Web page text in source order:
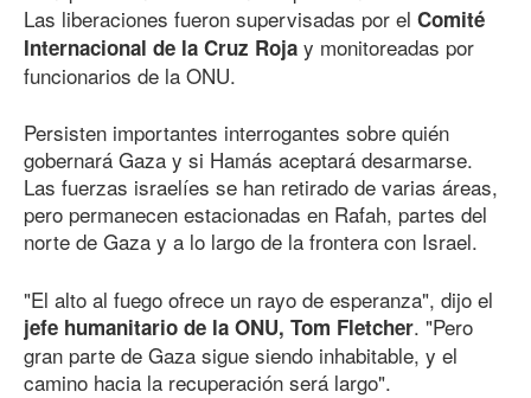
Las liberaciones fueron supervisadas por el Comité
Internacional de la Cruz Roja y monitoreadas por
funcionarios de la ONU.
Persisten importantes interrogantes sobre quién
gobernará Gaza y si Hamás aceptará desarmarse.
Las fuerzas israelíes se han retirado de varias áreas,
pero permanecen estacionadas en Rafah, partes del
norte de Gaza y a lo largo de la frontera con Israel.
"El alto al fuego ofrece un rayo de esperanza", dijo el
jefe humanitario de la ONU, Tom Fletcher. "Pero
gran parte de Gaza sigue siendo inhabitable, y el
camino hacia la recuperación será largo".